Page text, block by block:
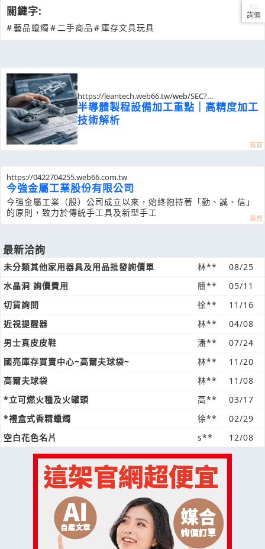
關鍵字:
#藝品蠟燭 #二手商品 # 庫存文具玩具
https://leantech.web66.tw/web/SEC?
postId=1355299
半導體製程設備加工重點｜高精度加工
技術解析
https://0422704255.web66.com.tw
今強金屬工業股份有限公司
今強金屬工業（股）公司成立以來，始終抱持著「勤、誠、信」
的原則，致力於傳統手工具及新型手工
最新洽詢
未分類其他家用器具及用品批發詢價單 林**
08/25
水晶洞 詢價費用
簡**
05/11
切貨詢問
徐**
11/16
近視提醒器
林**
04/08
男士真皮皮鞋
潘**
07/24
國亮庫存買賣中心~高爾夫球袋~
林**
11/20
高爾夫球袋
林**
11/08
*立可燃火種及火罐頭
高**
03/17
*禮盒式香精蠟燭
徐**
02/29
空白花色名片
s** 12/08
詢價